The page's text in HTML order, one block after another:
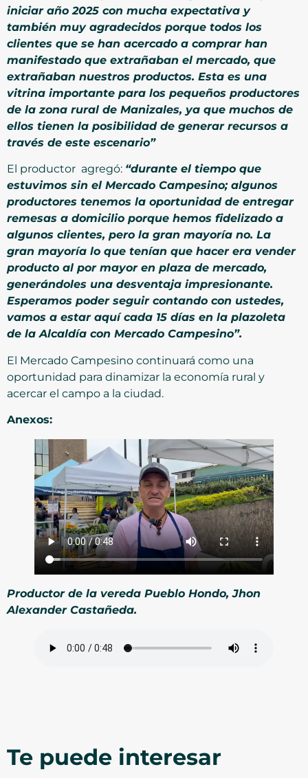
iniciar año 2025 con mucha expectativa y
también muy agradecidos porque todos los
clientes que se han acercado a comprar han
manifestado que extrañaban el mercado, que
extrañaban nuestros productos. Esta es una
vitrina importante para los pequeños productores
de la zona rural de Manizales, ya que muchos de
ellos tienen la posibilidad de generar recursos a
través de este escenario”
El productor agregó: “durante el tiempo que
estuvimos sin el Mercado Campesino; algunos
productores tenemos la oportunidad de entregar
remesas a domicilio porque hemos fidelizado a
algunos clientes, pero la gran mayoría no. La
gran mayoría lo que tenían que hacer era vender
producto al por mayor en plaza de mercado,
generándoles una desventaja impresionante.
Esperamos poder seguir contando con ustedes,
vamos a estar aquí cada 15 días en la plazoleta
de la Alcaldía con Mercado Campesino”.
El Mercado Campesino continuará como una
oportunidad para dinamizar la economía rural y
acercar el campo a la ciudad.
Anexos:
Productor de la vereda Pueblo Hondo, Jhon
Alexander Castañeda.
Te puede interesar